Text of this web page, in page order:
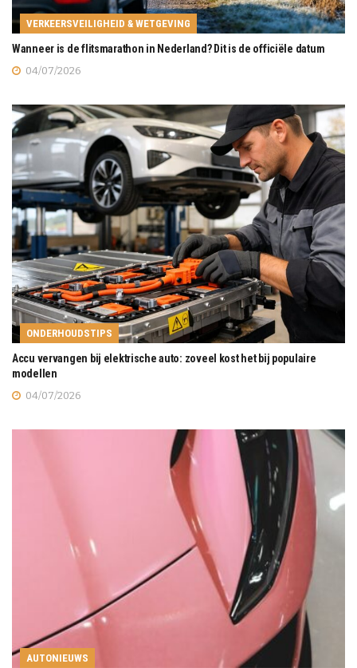
VERKEERSVEILIGHEID & WETGEVING
Wanneer is de flitsmarathon in Nederland? Dit is de officiële datum
04/07/2026
ONDERHOUDSTIPS
Accu vervangen bij elektrische auto: zoveel kost het bij populaire
modellen
04/07/2026
AUTONIEUWS